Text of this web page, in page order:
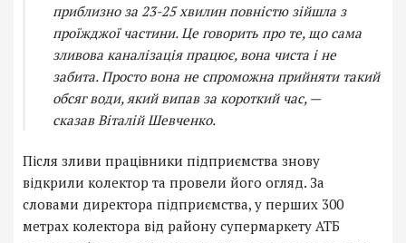
приблизно за 23-25 хвилин повністю зійшла з
проїжджої частини. Це говорить про те, що сама
зливова каналізація працює, вона чиста і не
забита. Просто вона не спроможна прийняти такий
обсяг води, який випав за короткий час, —
сказав Віталій Шевченко.
Після зливи працівники підприємства знову
відкрили колектор та провели його огляд. За
словами директора підприємства, у перших 300
метрах колектора від району супермаркету АТБ